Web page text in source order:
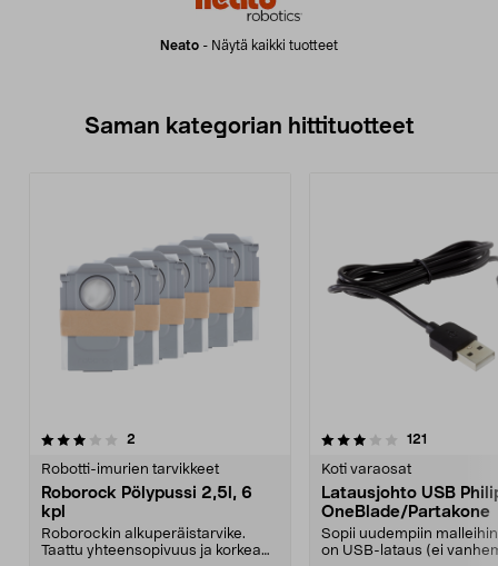
Neato - Näytä kaikki tuotteet
Saman kategorian hittituotteet
2
Robotti-imurien tarvikkeet
Roborock Pölypussi 2,5l, 6
kpl
Roborockin alkuperäistarvike.
Taattu yhteensopivuus ja korkea
3.5 viidestä
121
Koti varaosat
Latausjohto USB
OneBlade/Partakone
Sopii uudempiin
on USB-lataus (ei
4.5 viidestä